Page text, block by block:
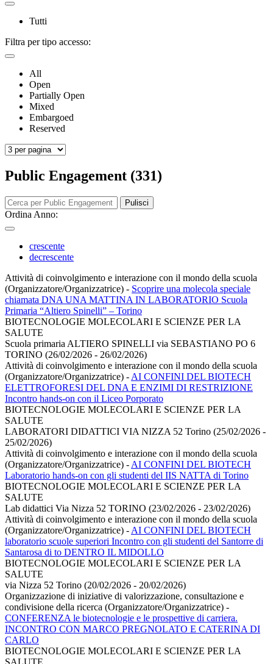
Tutti
Filtra per tipo accesso:
All
Open
Partially Open
Mixed
Embargoed
Reserved
Public Engagement (331)
Pulisci
Ordina Anno:
crescente
decrescente
Attività di coinvolgimento e interazione con il mondo della scuola
(Organizzatore/Organizzatrice) - Scoprire una molecola speciale
chiamata DNA UNA MATTINA IN LABORATORIO Scuola
Primaria “Altiero Spinelli” – Torino
BIOTECNOLOGIE MOLECOLARI E SCIENZE PER LA
SALUTE
Scuola primaria ALTIERO SPINELLI via SEBASTIANO PO 6
TORINO (26/02/2026 - 26/02/2026)
Attività di coinvolgimento e interazione con il mondo della scuola
(Organizzatore/Organizzatrice) - AI CONFINI DEL BIOTECH
ELETTROFORESI DEL DNA E ENZIMI DI RESTRIZIONE
Incontro hands-on con il Liceo Porporato
BIOTECNOLOGIE MOLECOLARI E SCIENZE PER LA
SALUTE
LABORATORI DIDATTICI VIA NIZZA 52 Torino (25/02/2026 -
25/02/2026)
Attività di coinvolgimento e interazione con il mondo della scuola
(Organizzatore/Organizzatrice) - AI CONFINI DEL BIOTECH
Laboratorio hands-on con gli studenti del IIS NATTA di Torino
BIOTECNOLOGIE MOLECOLARI E SCIENZE PER LA
SALUTE
Lab didattici Via Nizza 52 TORINO (23/02/2026 - 23/02/2026)
Attività di coinvolgimento e interazione con il mondo della scuola
(Organizzatore/Organizzatrice) - AI CONFINI DEL BIOTECH
laboratorio scuole superiori Incontro con gli studenti del Santorre di
Santarosa di to DENTRO IL MIDOLLO
BIOTECNOLOGIE MOLECOLARI E SCIENZE PER LA
SALUTE
via Nizza 52 Torino (20/02/2026 - 20/02/2026)
Organizzazione di iniziative di valorizzazione, consultazione e
condivisione della ricerca (Organizzatore/Organizzatrice) -
CONFERENZA le biotecnologie e le prospettive di carriera.
INCONTRO CON MARCO PREGNOLATO E CATERINA DI
CARLO
BIOTECNOLOGIE MOLECOLARI E SCIENZE PER LA
SALUTE